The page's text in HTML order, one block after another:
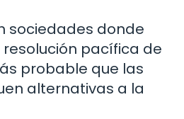
sociedades donde
pacífica de
probable que las
alternativas a la